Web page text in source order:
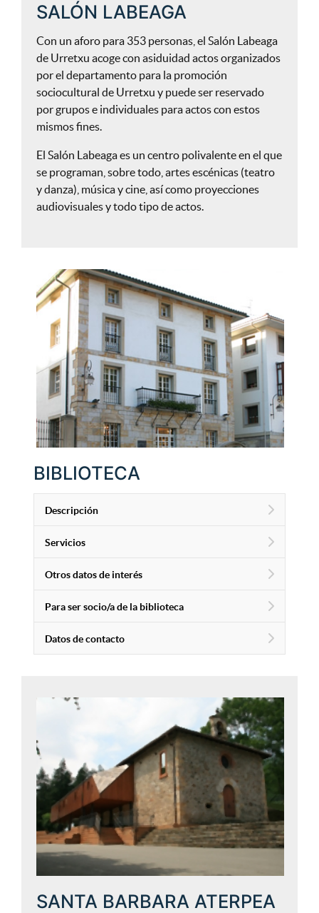
SALÓN LABEAGA
Con un aforo para 353 personas, el Salón Labeaga
de Urretxu acoge con asiduidad actos organizados
por el departamento para la promoción
sociocultural de Urretxu y puede ser reservado
por grupos e individuales para actos con estos
mismos fines.
El Salón Labeaga es un centro polivalente en el que
se programan, sobre todo, artes escénicas (teatro
y danza), música y cine, así como proyecciones
audiovisuales y todo tipo de actos.
BIBLIOTECA
Descripción
Servicios
Otros datos de interés
Para ser socio/a de la biblioteca
Datos de contacto
SANTA BARBARA ATERPEA